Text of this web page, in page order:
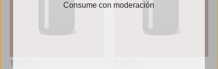
TINTO
Consume con moderación